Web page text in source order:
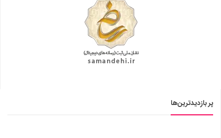
پر بازدیدترین‌ها